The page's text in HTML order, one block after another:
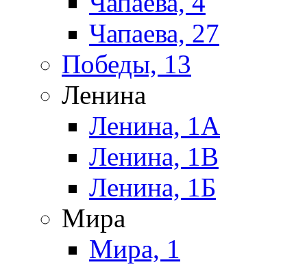
Чапаева, 27
Победы, 13
Ленина
Ленина, 1А
Ленина, 1В
Ленина, 1Б
Мира
Мира, 1